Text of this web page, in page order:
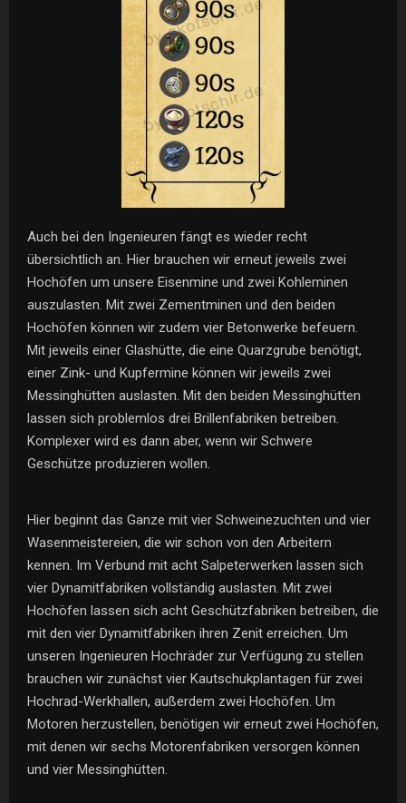
Auch bei den Ingenieuren fängt es wieder recht
übersichtlich an. Hier brauchen wir erneut jeweils zwei
Hochöfen um unsere Eisenmine und zwei Kohleminen
auszulasten. Mit zwei Zementminen und den beiden
Hochöfen können wir zudem vier Betonwerke befeuern.
Mit jeweils einer Glashütte, die eine Quarzgrube benötigt,
einer Zink- und Kupfermine können wir jeweils zwei
Messinghütten auslasten. Mit den beiden Messinghütten
lassen sich problemlos drei Brillenfabriken betreiben.
Komplexer wird es dann aber, wenn wir Schwere
Geschütze produzieren wollen.
Hier beginnt das Ganze mit vier Schweinezuchten und vier
Wasenmeistereien, die wir schon von den Arbeitern
kennen. Im Verbund mit acht Salpeterwerken lassen sich
vier Dynamitfabriken vollständig auslasten. Mit zwei
Hochöfen lassen sich acht Geschützfabriken betreiben, die
mit den vier Dynamitfabriken ihren Zenit erreichen. Um
unseren Ingenieuren Hochräder zur Verfügung zu stellen
brauchen wir zunächst vier Kautschukplantagen für zwei
Hochrad-Werkhallen, außerdem zwei Hochöfen. Um
Motoren herzustellen, benötigen wir erneut zwei Hochöfen,
mit denen wir sechs Motorenfabriken versorgen können
und vier Messinghütten.